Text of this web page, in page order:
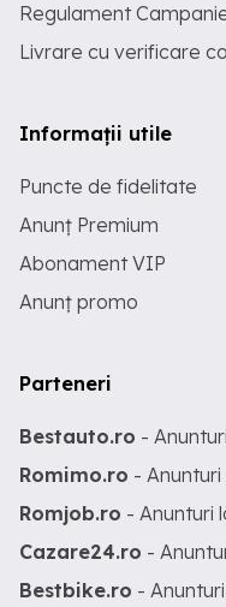
Regulament
Livrare cu verificare
Informații utile
Puncte de fidelitate
Anunț Premium
Abonament VIP
Anunț promo
Parteneri
Bestauto.ro -
Romimo.ro -
Romjob.ro - Anunturi
Cazare24.ro -
Bestbike.ro -